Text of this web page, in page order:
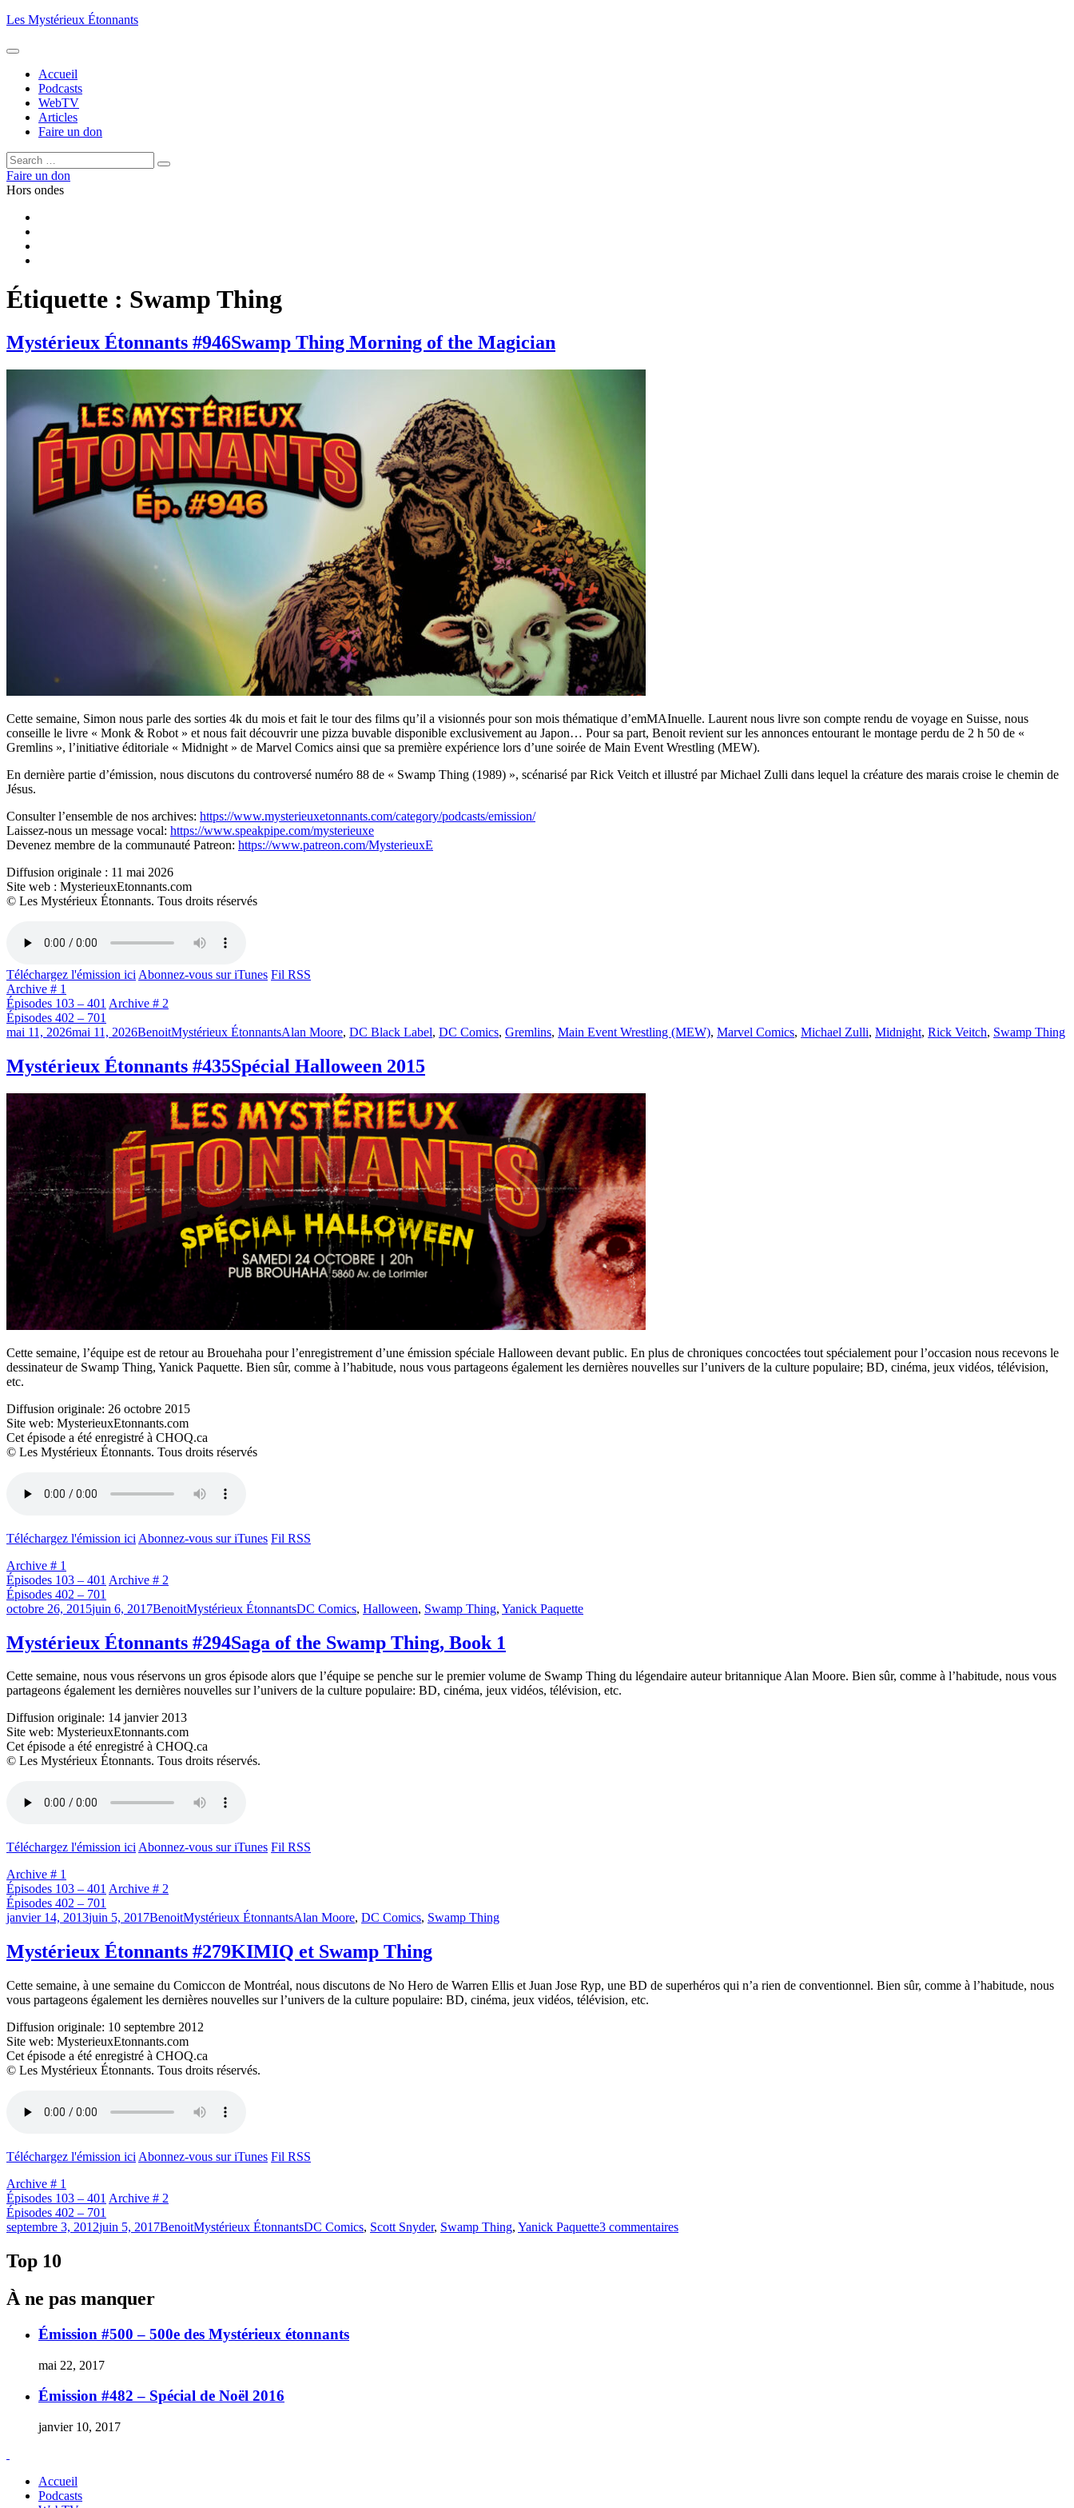
Aller
contenu
Les Mystérieux Étonnants
Accueil
Podcasts
WebTV
Articles
Faire un don
Rechercher :
Rechercher
Faire un don
Hors ondes
Étiquette : Swamp Thing
Mystérieux Étonnants #946Swamp Thing Morning of the Magician
Cette semaine, Simon nous parle des sorties 4k du mois et fait le tour des films qu’il a visionnés pour son mois thématique d’emMAInuelle. Laurent nous livre son compte rendu de voyage en Suisse, nous
conseille le livre « Monk & Robot » et nous fait découvrir une pizza buvable disponible exclusivement au Japon… Pour sa part, Benoit revient sur les annonces entourant le montage perdu de 2 h 50 de «
Gremlins », l’initiative éditoriale « Midnight » de Marvel Comics ainsi que sa première expérience lors d’une soirée de Main Event Wrestling (MEW).
En dernière partie d’émission, nous discutons du controversé numéro 88 de « Swamp Thing (1989) », scénarisé par Rick Veitch et illustré par Michael Zulli dans lequel la créature des marais croise le chemin de
Jésus.
Consulter l’ensemble de nos archives: https://www.mysterieuxetonnants.com/category/podcasts/emission/
Laissez-nous un message vocal: https://www.speakpipe.com/mysterieuxe
Devenez membre de la communauté Patreon: https://www.patreon.com/MysterieuxE
Diffusion originale : 11 mai 2026
Site web : MysterieuxEtonnants.com
© Les Mystérieux Étonnants. Tous droits réservés
Téléchargez l'émission ici Abonnez-vous sur iTunes Fil RSS
Archive # 1
Épisodes 103 – 401 Archive # 2
Épisodes 402 – 701
Publié
mai 11, 2026mai 11, 2026BenoitCatégories
Mystérieux ÉtonnantsÉtiquettes
Alan Moore, DC Black Label, DC Comics, Gremlins, Main Event Wrestling (MEW), Marvel Comics, Michael Zulli, Midnight, Rick Veitch, Swamp Thing
Mystérieux Étonnants #435Spécial Halloween 2015
Cette semaine, l’équipe est de retour au Brouehaha pour l’enregistrement d’une émission spéciale Halloween devant public. En plus de chroniques concoctées tout spécialement pour l’occasion nous recevons le
dessinateur de Swamp Thing, Yanick Paquette. Bien sûr, comme à l’habitude, nous vous partageons également les dernières nouvelles sur l’univers de la culture populaire; BD, cinéma, jeux vidéos, télévision,
etc.
Diffusion originale: 26 octobre 2015
Site web: MysterieuxEtonnants.com
Cet épisode a été enregistré à CHOQ.ca
© Les Mystérieux Étonnants. Tous droits réservés
Téléchargez l'émission ici Abonnez-vous sur iTunes Fil RSS
Archive # 1
Épisodes 103 – 401 Archive # 2
Épisodes 402 – 701
Publié
octobre 26, 2015juin 6, 2017BenoitCatégories
Mystérieux ÉtonnantsÉtiquettes
DC Comics, Halloween, Swamp Thing, Yanick Paquette
Mystérieux Étonnants #294Saga of the Swamp Thing, Book 1
Cette semaine, nous vous réservons un gros épisode alors que l’équipe se penche sur le premier volume de Swamp Thing du légendaire auteur britannique Alan Moore. Bien sûr, comme à l’habitude, nous vous
partageons également les dernières nouvelles sur l’univers de la culture populaire: BD, cinéma, jeux vidéos, télévision, etc.
Diffusion originale: 14 janvier 2013
Site web: MysterieuxEtonnants.com
Cet épisode a été enregistré à CHOQ.ca
© Les Mystérieux Étonnants. Tous droits réservés.
Téléchargez l'émission iciAbonnez-vous sur iTunes Fil RSS
Archive # 1
Épisodes 103 – 401 Archive # 2
Épisodes 402 – 701
Publié
janvier 14, 2013juin 5, 2017BenoitCatégories
Mystérieux ÉtonnantsÉtiquettes
Alan Moore, DC Comics, Swamp Thing
Mystérieux Étonnants #279KIMIQ et Swamp Thing
Cette semaine, à une semaine du Comiccon de Montréal, nous discutons de No Hero de Warren Ellis et Juan Jose Ryp, une BD de superhéros qui n’a rien de conventionnel. Bien sûr, comme à l’habitude, nous
vous partageons également les dernières nouvelles sur l’univers de la culture populaire: BD, cinéma, jeux vidéos, télévision, etc.
Diffusion originale: 10 septembre 2012
Site web: MysterieuxEtonnants.com
Cet épisode a été enregistré à CHOQ.ca
© Les Mystérieux Étonnants. Tous droits réservés.
Téléchargez l'émission ici Abonnez-vous sur iTunes Fil RSS
Archive # 1
Épisodes 103 – 401 Archive # 2
Épisodes 402 – 701
Publié
septembre 3, 2012juin 5, 2017BenoitCatégories
Mystérieux ÉtonnantsÉtiquettes
DC Comics, Scott Snyder, Swamp Thing, Yanick Paquette3 commentairessur
Top 10
À ne pas manquer
Émission #500 – 500e des Mystérieux étonnants
mai 22, 2017
Émission #482 – Spécial de Noël 2016
janvier 10, 2017
Accueil
Podcasts